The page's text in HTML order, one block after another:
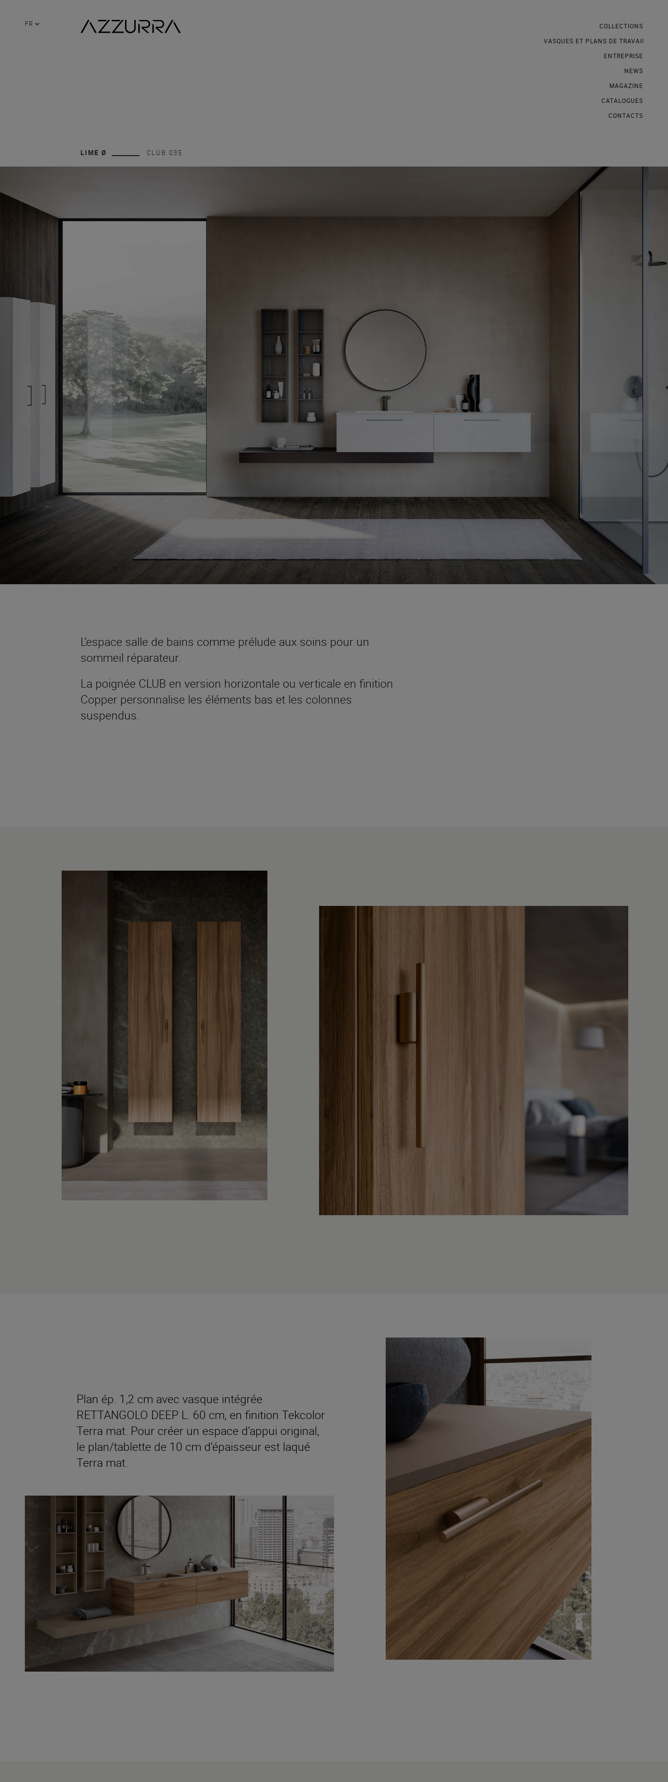
FR
COLLECTIONS
VASQUES ET PLANS DE TRAVAIL
ENTREPRISE
NEWS
MAGAZINE
CATALOGUES
CONTACTS
LIME Ø CLUB 035
L’espace salle de bains comme prélude aux soins pour un
sommeil réparateur.
La poignée CLUB en version horizontale ou verticale en finition
Copper personnalise les éléments bas et les colonnes
suspendus.
Plan ép. 1,2 cm avec vasque intégrée
RETTANGOLO DEEP L. 60 cm, en finition Tekcolor
Terra mat. Pour créer un espace d’appui original,
le plan/tablette de 10 cm d’épaisseur est laqué
Terra mat.